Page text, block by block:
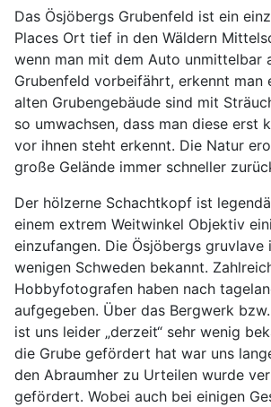
Das Ösjöbergs Grubenfeld ist ein
Places Ort tief in den Wäldern
wenn man mit dem Auto unmittelbar
Grubenfeld vorbeifährt, erkennt man
alten Grubengebäude sind mit
so umwachsen, dass man diese erst
vor ihnen steht erkennt. Die Natur
große Gelände immer schneller
Der hölzerne Schachtkopf ist
einem extrem Weitwinkel Objektiv
einzufangen. Die Ösjöbergs gruvlave
wenigen Schweden bekannt.
Hobbyfotografen haben nach
aufgegeben. Über das Bergwerk
ist uns leider „derzeit“ sehr wenig
die Grube gefördert hat war uns
den Abraumher zu Urteilen wurde
gefördert. Wobei auch bei einigen